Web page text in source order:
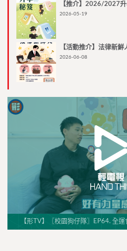
【推介】2026/2027
2026-05-19
【活動推介】法律新鮮
2026-06-08
【形TV】〖校園狗仔隊〗EP64. 全